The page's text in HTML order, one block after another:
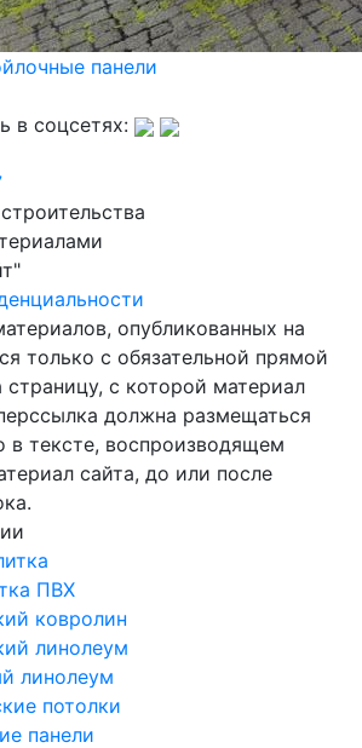
панели
в соцсетях:
опубликованных на
только с обязательной прямой
страницу, с которой материал
должна размещаться
в тексте, воспроизводящем
сайта, до или после
ПВХ
ковролин
линолеум
линолеум
потолки
панели